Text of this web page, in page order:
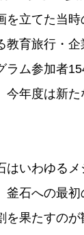
を立てた当
教育旅行・
ラム参加者
今年度は新
はいわゆる
釜石への最初
を果たすの